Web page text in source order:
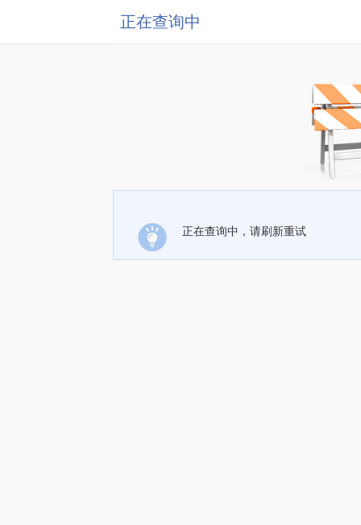
正在查询中
正在查询中，请刷新重试